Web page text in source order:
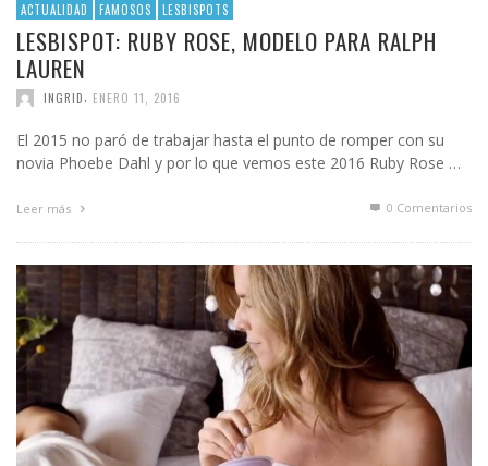
ACTUALIDAD FAMOSOS LESBISPOTS
LESBISPOT: RUBY ROSE, MODELO PARA RALPH
LAUREN
INGRID ENERO 11, 2016
El 2015 no paró de trabajar hasta el punto de romper con su
novia Phoebe Dahl y por lo que vemos este 2016 Ruby Rose …
Leer más 0 Comentarios